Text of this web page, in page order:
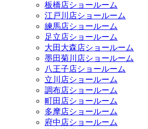
板橋店ショールーム
江戸川店ショールーム
練馬店ショールーム
足立店ショールーム
大田大森店ショールーム
墨田菊川店ショールーム
八王子店ショールーム
立川店ショールーム
調布店ショールーム
町田店ショールーム
多摩店ショールーム
府中店ショールーム